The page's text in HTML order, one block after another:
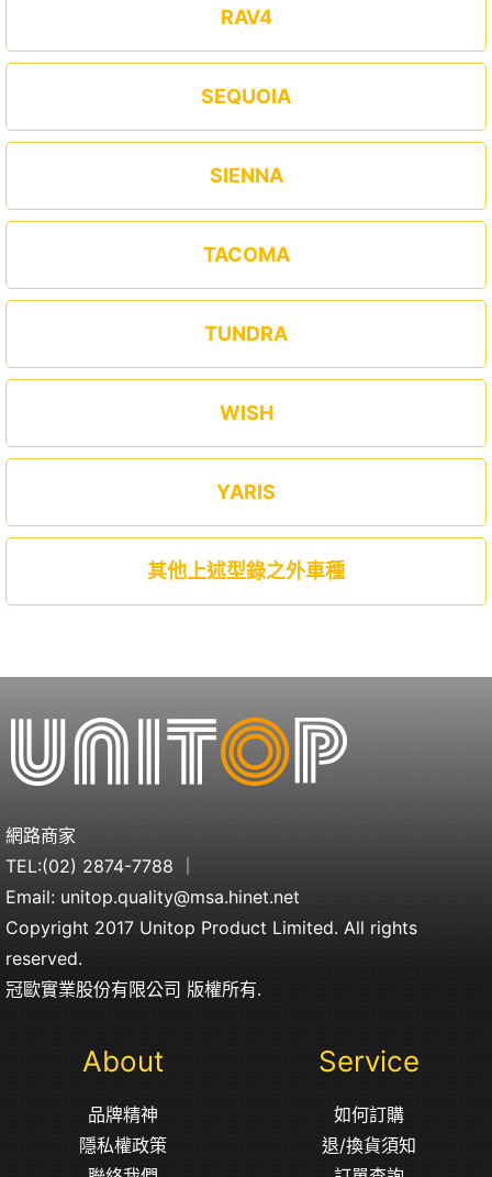
RAV4
SEQUOIA
SIENNA
TACOMA
TUNDRA
WISH
YARIS
其他上述型錄之外車種
網路商家
TEL:(02) 2874-7788
Email: unitop.quality@msa.hinet.net
Copyright 2017 Unitop Product Limited. All rights
reserved.
冠歐實業股份有限公司 版權所有.
About
品牌精神
隱私權政策
Service
如何訂購
退/換貨須知